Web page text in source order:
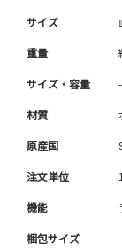
サイズ
重量
サイズ・容量 -
材質
原産国
注文単位
機能
梱包サイズ -